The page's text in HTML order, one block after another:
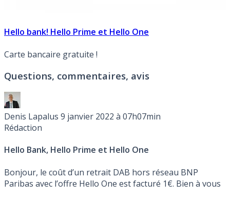
Hello bank! Hello Prime et Hello One
Carte bancaire gratuite !
Questions, commentaires, avis
Denis Lapalus 9 janvier 2022 à 07h07min
Rédaction
Hello Bank, Hello Prime et Hello One
Bonjour, le coût d’un retrait DAB hors réseau BNP
Paribas avec l’offre Hello One est facturé 1€. Bien à vous